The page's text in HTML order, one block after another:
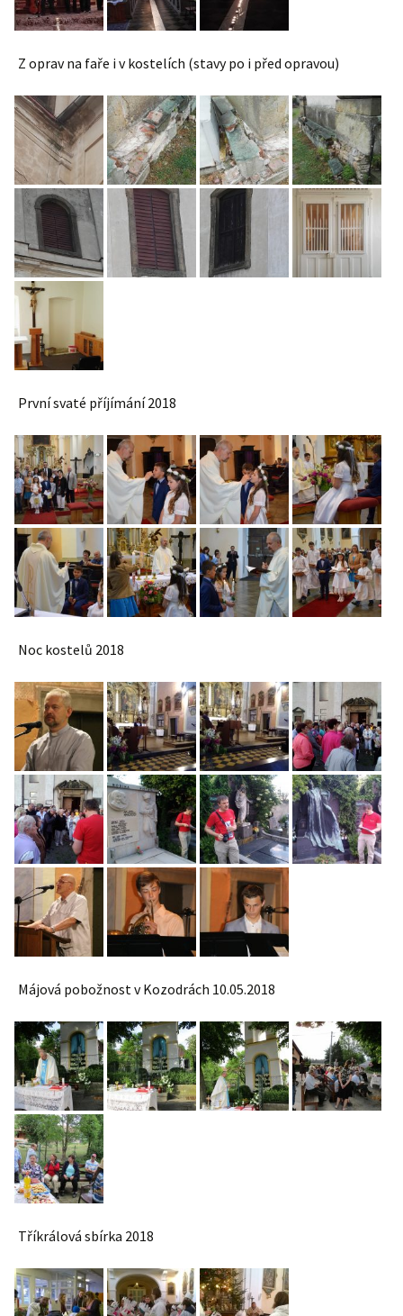
Z oprav na faře i v kostelích (stavy po i před opravou)
První svaté příjímání 2018
Noc kostelů 2018
Májová pobožnost v Kozodrách 10.05.2018
Tříkrálová sbírka 2018